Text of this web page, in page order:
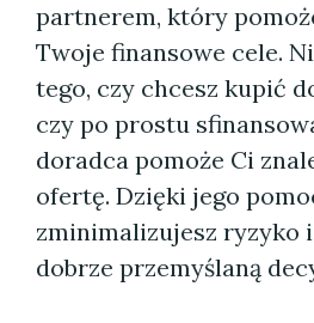
partnerem, który
Twoje finansowe cele.
tego, czy chcesz kupić
czy po prostu
doradca pomoże Ci
ofertę. Dzięki jego
zminimalizujesz ryzyko
dobrze przemyślaną